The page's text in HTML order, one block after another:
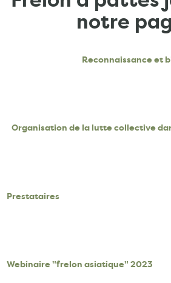
notre
Reconnaissance et
Organisation de la lutte collective
Prestataires
Webinaire "frelon asiatique" 2023